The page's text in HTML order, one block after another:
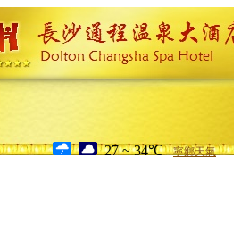
27 ~ 34℃ 寧鄉天氣